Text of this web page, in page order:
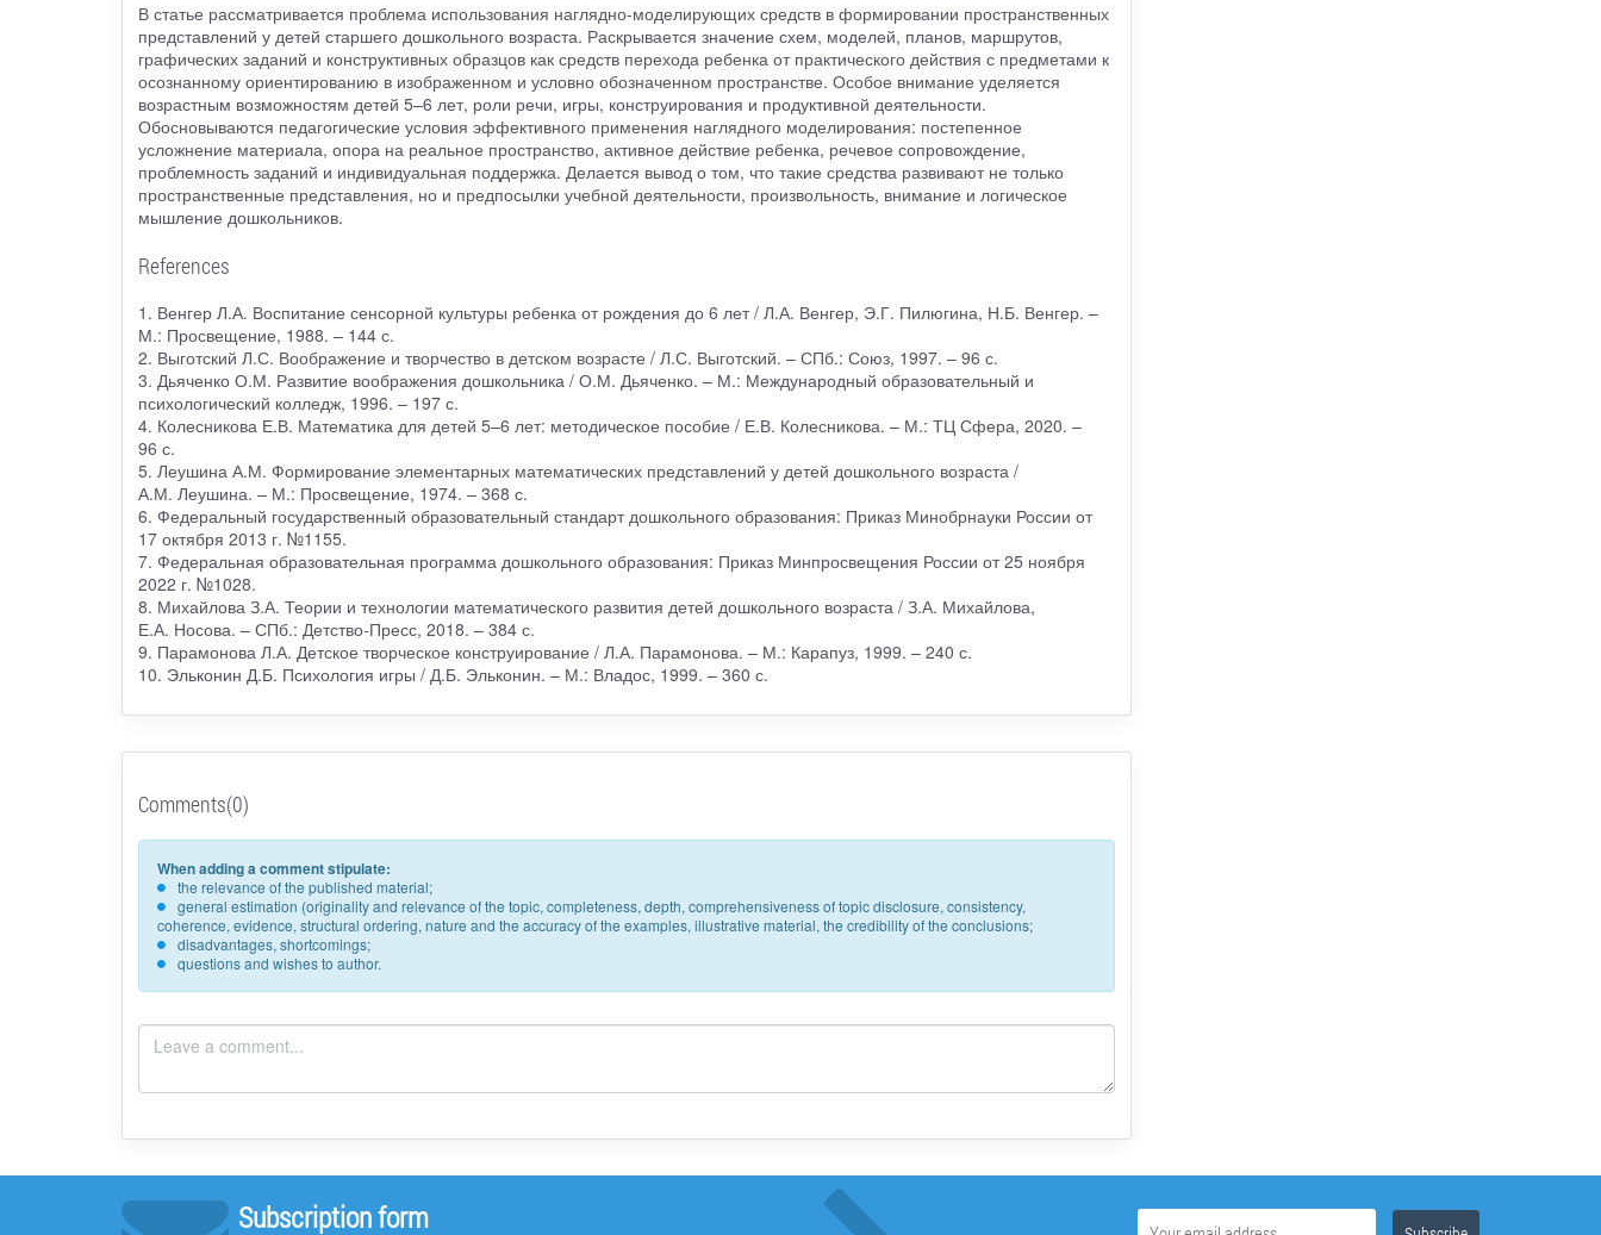
В статье рассматривается проблема использования наглядно-моделирующих средств в формировании пространственных
представлений у детей старшего дошкольного возраста. Раскрывается значение схем, моделей, планов, маршрутов,
графических заданий и конструктивных образцов как средств перехода ребенка от практического действия с предметами к
осознанному ориентированию в изображенном и условно обозначенном пространстве. Особое внимание уделяется
возрастным возможностям детей 5–6 лет, роли речи, игры, конструирования и продуктивной деятельности.
Обосновываются педагогические условия эффективного применения наглядного моделирования: постепенное
усложнение материала, опора на реальное пространство, активное действие ребенка, речевое сопровождение,
проблемность заданий и индивидуальная поддержка. Делается вывод о том, что такие средства развивают не только
пространственные представления, но и предпосылки учебной деятельности, произвольность, внимание и логическое
мышление дошкольников.
References
1. Венгер Л.А. Воспитание сенсорной культуры ребенка от рождения до 6 лет / Л.А. Венгер, Э.Г. Пилюгина, Н.Б. Венгер. –
М.: Просвещение, 1988. – 144 с.
2. Выготский Л.С. Воображение и творчество в детском возрасте / Л.С. Выготский. – СПб.: Союз, 1997. – 96 с.
3. Дьяченко О.М. Развитие воображения дошкольника / О.М. Дьяченко. – М.: Международный образовательный и
психологический колледж, 1996. – 197 с.
4. Колесникова Е.В. Математика для детей 5–6 лет: методическое пособие / Е.В. Колесникова. – М.: ТЦ Сфера, 2020. –
96 с.
5. Леушина А.М. Формирование элементарных математических представлений у детей дошкольного возраста /
А.М. Леушина. – М.: Просвещение, 1974. – 368 с.
6. Федеральный государственный образовательный стандарт дошкольного образования: Приказ Минобрнауки России от
17 октября 2013 г. №1155.
7. Федеральная образовательная программа дошкольного образования: Приказ Минпросвещения России от 25 ноября
2022 г. №1028.
8. Михайлова З.А. Теории и технологии математического развития детей дошкольного возраста / З.А. Михайлова,
Е.А. Носова. – СПб.: Детство-Пресс, 2018. – 384 с.
9. Парамонова Л.А. Детское творческое конструирование / Л.А. Парамонова. – М.: Карапуз, 1999. – 240 с.
10. Эльконин Д.Б. Психология игры / Д.Б. Эльконин. – М.: Владос, 1999. – 360 с.
Comments(0)
When adding a comment stipulate:
the relevance of the published material;
general estimation (originality and relevance of the topic, completeness, depth, comprehensiveness of topic disclosure, consistency,
coherence, evidence, structural ordering, nature and the accuracy of the examples, illustrative material, the credibility of the conclusions;
disadvantages, shortcomings;
questions and wishes to author.
Subscription form